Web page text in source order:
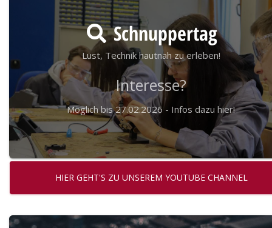
Schnuppertag
Lust, Technik hautnah zu erleben!
Interesse?
Möglich bis 27.02.2026 - Infos dazu hier!
HIER GEHT'S ZU UNSEREM YOUTUBE CHANNEL